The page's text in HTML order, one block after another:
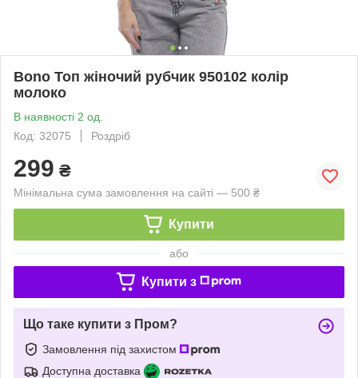
Bono Топ жіночий рубчик 950102 колір
молоко
В наявності 2 од.
Код: 32075
Роздріб
299 ₴
Мінімальна сума замовлення на сайті — 500 ₴
Купити
або
Купити з
Що таке купити з Пром?
Замовлення під захистом
Доступна доставка